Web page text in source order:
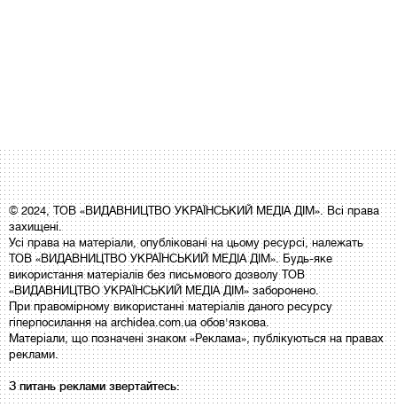
© 2024, ТОВ «ВИДАВНИЦТВО УКРАЇНСЬКИЙ МЕДІА ДІМ». Всі права
захищені.
Усі права на матеріали, опубліковані на цьому ресурсі, належать
ТОВ «ВИДАВНИЦТВО УКРАЇНСЬКИЙ МЕДІА ДІМ». Будь-яке
використання матеріалів без письмового дозволу ТОВ
«ВИДАВНИЦТВО УКРАЇНСЬКИЙ МЕДІА ДІМ» заборонено.
При правомірному використанні матеріалів даного ресурсу
гіперпосилання на archidea.com.ua обов'язкова.
Матеріали, що позначені знаком «Реклама», публікуються на правах
реклами.
З питань реклами звертайтесь: